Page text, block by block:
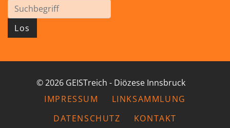
Los
© 2026 GEISTreich - Diözese Innsbruck
IMPRESSUM
LINKSAMMLUNG
DATENSCHUTZ
KONTAKT